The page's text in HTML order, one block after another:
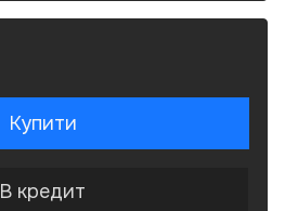
Купити
В кредит